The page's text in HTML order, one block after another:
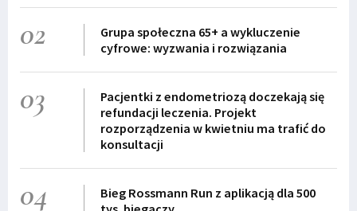
02
Grupa społeczna 65+ a wykluczenie
cyfrowe: wyzwania i rozwiązania
03
Pacjentki z endometriozą doczekają się
refundacji leczenia. Projekt
rozporządzenia w kwietniu ma trafić do
konsultacji
04
Bieg Rossmann Run z aplikacją dla 500